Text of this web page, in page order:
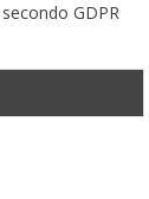
GDPR